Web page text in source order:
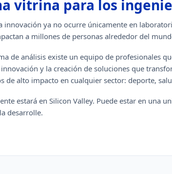
vitrina para los
innovación ya no ocurre únicamente en
a millones de personas alrededor del
de análisis existe un equipo de profesionales
y la creación de soluciones que
de alto impacto en cualquier sector: deporte,
estará en Silicon Valley. Puede estar en una
desarrolle.